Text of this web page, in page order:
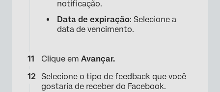
notificação.
Data de expiração: Selecione a
data de vencimento.
Clique em Avançar.
Selecione o tipo de feedback que você
gostaria de receber do Facebook.